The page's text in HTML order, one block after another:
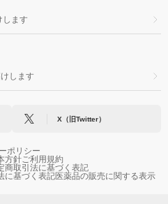
します
します
X（旧Twitter）
ポリシー
方針ご利用規約
商取引法に基づく表記
に基づく表記医薬品の販売に関する表示